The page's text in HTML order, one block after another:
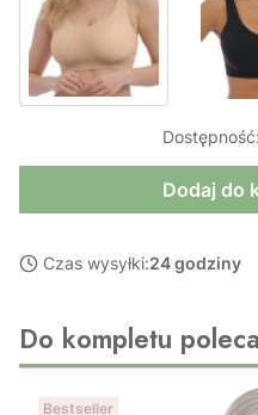
Dostępność:
Dodaj do
Czas wysyłki:24 godziny
Do kompletu
Bestseller